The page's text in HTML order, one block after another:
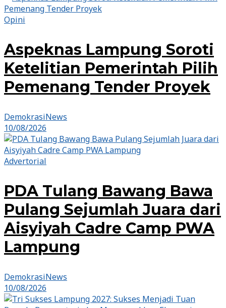
Opini
Aspeknas Lampung Soroti
Ketelitian Pemerintah Pilih
Pemenang Tender Proyek
DemokrasiNews
10/08/2026
Advertorial
PDA Tulang Bawang Bawa
Pulang Sejumlah Juara dari
Aisyiyah Cadre Camp PWA
Lampung
DemokrasiNews
10/08/2026